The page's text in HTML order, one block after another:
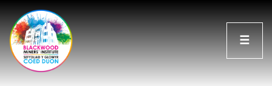
☰